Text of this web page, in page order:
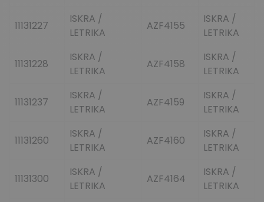
11131227
ISKRA /
LETRIKA
AZF4155
ISKRA /
LETRIKA
11131228
ISKRA /
LETRIKA
AZF4158
ISKRA /
LETRIKA
11131237
ISKRA /
LETRIKA
AZF4159
ISKRA /
LETRIKA
11131260
ISKRA /
LETRIKA
AZF4160
ISKRA /
LETRIKA
11131300
ISKRA /
LETRIKA
AZF4164
ISKRA /
LETRIKA